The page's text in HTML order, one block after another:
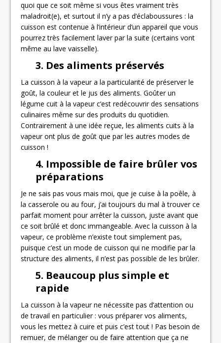
quoi que ce soit même si vous êtes vraiment très
maladroit(e), et surtout il n’y a pas d’éclaboussures : la
cuisson est contenue à l’intérieur d’un appareil que vous
pourrez très facilement laver par la suite (certains vont
même au lave vaisselle).
3. Des aliments préservés
La cuisson à la vapeur a la particularité de préserver le
goût, la couleur et le jus des aliments. Goûter un
légume cuit à la vapeur c’est redécouvrir des sensations
culinaires même sur des produits du quotidien.
Contrairement à une idée reçue, les aliments cuits à la
vapeur ont plus de goût que par les autres modes de
cuisson !
4. Impossible de faire brûler vos
préparations
Je ne sais pas vous mais moi, que je cuise à la poêle, à
la casserole ou au four, j’ai toujours du mal à trouver ce
parfait moment pour arrêter la cuisson, juste avant que
ce soit brûlé et donc immangeable. Avec la cuisson à la
vapeur, ce problème n’existe tout simplement pas,
puisque c’est un mode de cuisson qui ne modifie par la
structure des aliments, il n’est pas possible de les brûler.
5. Beaucoup plus simple et
rapide
La cuisson à la vapeur ne nécessite pas d’attention ou
de travail en particulier : vous préparer vos aliments,
vous les mettez à cuire et puis c’est tout ! Pas besoin de
remuer, de mélanger ou de faire attention que ça ne